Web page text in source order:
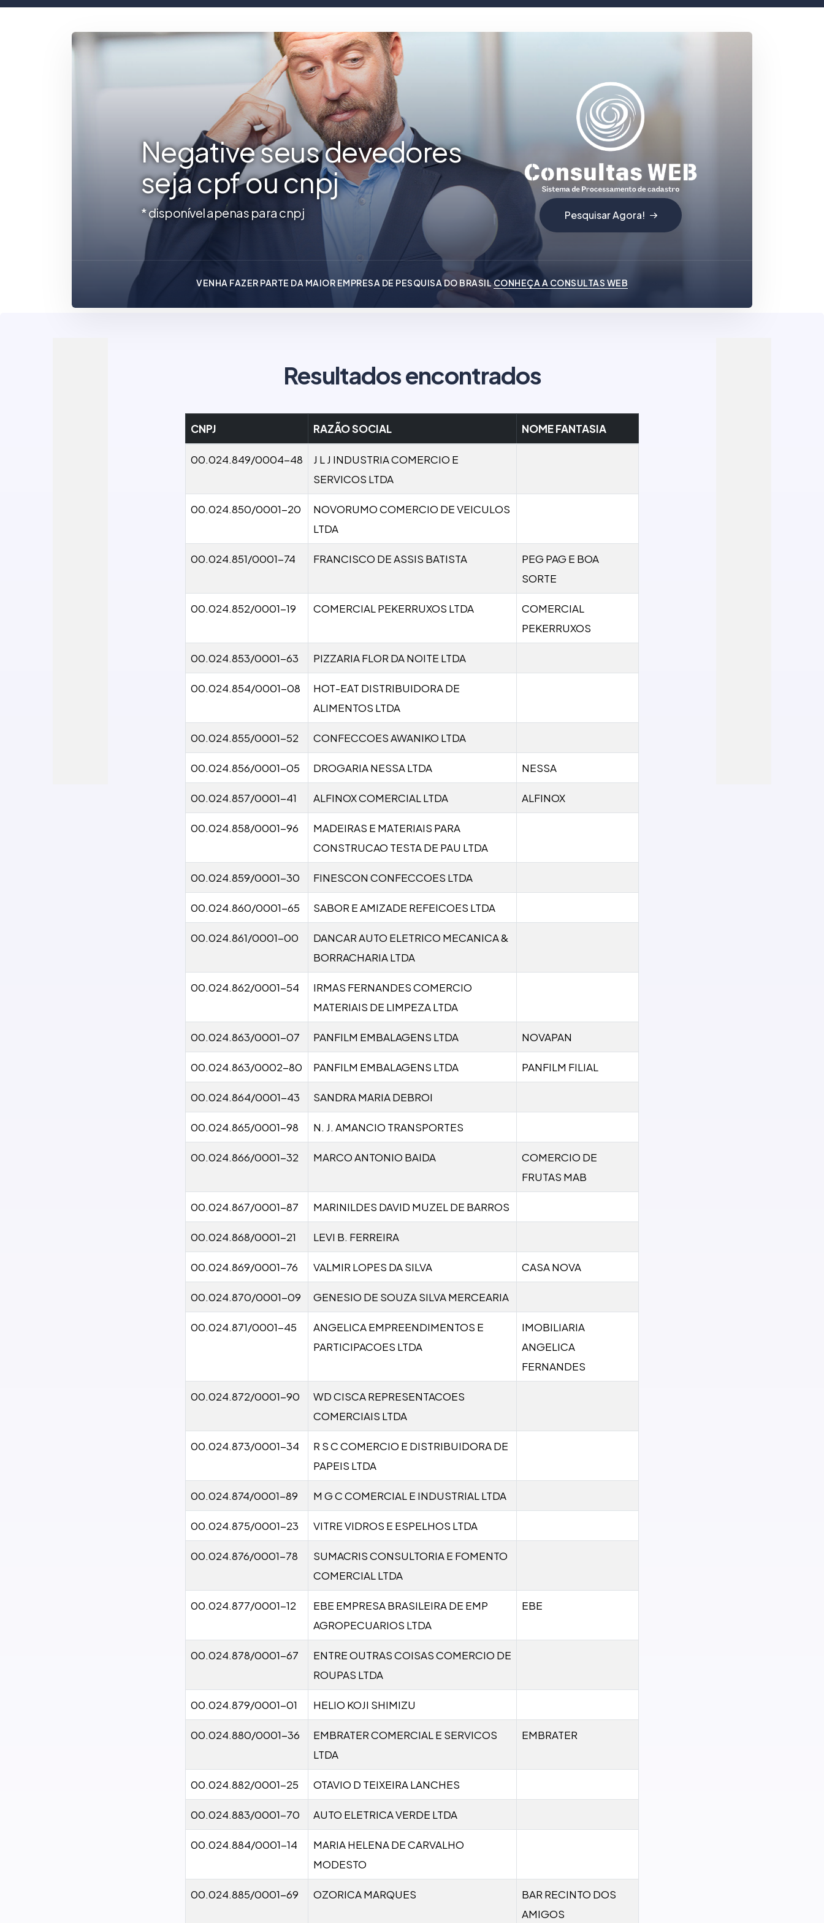
Negative seus devedores
seja cpf ou cnpj
* disponível apenas para cnpj Pesquisar Agora!
VENHA FAZER PARTE DA MAIOR EMPRESA DE PESQUISA DO BRASILCONHEÇA A CONSULTAS WEB
Resultados encontrados
CNPJ RAZÃO SOCIAL NOME FANTASIA
00.024.849/0004-48
J L J INDUSTRIA COMERCIO E
SERVICOS LTDA
00.024.850/0001-20
NOVORUMO COMERCIO DE VEICULOS
LTDA
00.024.851/0001-74 FRANCISCO DE ASSIS BATISTA
PEG PAG E BOA
SORTE
00.024.852/0001-19 COMERCIAL PEKERRUXOS LTDA
COMERCIAL
PEKERRUXOS
00.024.853/0001-63 PIZZARIA FLOR DA NOITE LTDA
00.024.854/0001-08
HOT-EAT DISTRIBUIDORA DE
ALIMENTOS LTDA
00.024.855/0001-52 CONFECCOES AWANIKO LTDA
00.024.856/0001-05 DROGARIA NESSA LTDA NESSA
00.024.857/0001-41 ALFINOX COMERCIAL LTDA ALFINOX
00.024.858/0001-96
MADEIRAS E MATERIAIS PARA
CONSTRUCAO TESTA DE PAU LTDA
00.024.859/0001-30 FINESCON CONFECCOES LTDA
00.024.860/0001-65 SABOR E AMIZADE REFEICOES LTDA
00.024.861/0001-00
DANCAR AUTO ELETRICO MECANICA &
BORRACHARIA LTDA
00.024.862/0001-54
IRMAS FERNANDES COMERCIO
MATERIAIS DE LIMPEZA LTDA
00.024.863/0001-07 PANFILM EMBALAGENS LTDA NOVAPAN
00.024.863/0002-80 PANFILM EMBALAGENS LTDA PANFILM FILIAL
00.024.864/0001-43 SANDRA MARIA DEBROI
00.024.865/0001-98 N. J. AMANCIO TRANSPORTES
00.024.866/0001-32 MARCO ANTONIO BAIDA
COMERCIO DE
FRUTAS MAB
00.024.867/0001-87 MARINILDES DAVID MUZEL DE BARROS
00.024.868/0001-21 LEVI B. FERREIRA
00.024.869/0001-76 VALMIR LOPES DA SILVA CASA NOVA
00.024.870/0001-09 GENESIO DE SOUZA SILVA MERCEARIA
00.024.871/0001-45
ANGELICA EMPREENDIMENTOS E
PARTICIPACOES LTDA
IMOBILIARIA
ANGELICA
FERNANDES
00.024.872/0001-90
WD CISCA REPRESENTACOES
COMERCIAIS LTDA
00.024.873/0001-34
R S C COMERCIO E DISTRIBUIDORA DE
PAPEIS LTDA
00.024.874/0001-89 M G C COMERCIAL E INDUSTRIAL LTDA
00.024.875/0001-23 VITRE VIDROS E ESPELHOS LTDA
00.024.876/0001-78
SUMACRIS CONSULTORIA E FOMENTO
COMERCIAL LTDA
00.024.877/0001-12
EBE EMPRESA BRASILEIRA DE EMP
AGROPECUARIOS LTDA
EBE
00.024.878/0001-67
ENTRE OUTRAS COISAS COMERCIO DE
ROUPAS LTDA
00.024.879/0001-01 HELIO KOJI SHIMIZU
00.024.880/0001-36
EMBRATER COMERCIAL E SERVICOS
LTDA
EMBRATER
00.024.882/0001-25 OTAVIO D TEIXEIRA LANCHES
00.024.883/0001-70 AUTO ELETRICA VERDE LTDA
00.024.884/0001-14
MARIA HELENA DE CARVALHO
MODESTO
00.024.885/0001-69 OZORICA MARQUES
BAR RECINTO DOS
AMIGOS